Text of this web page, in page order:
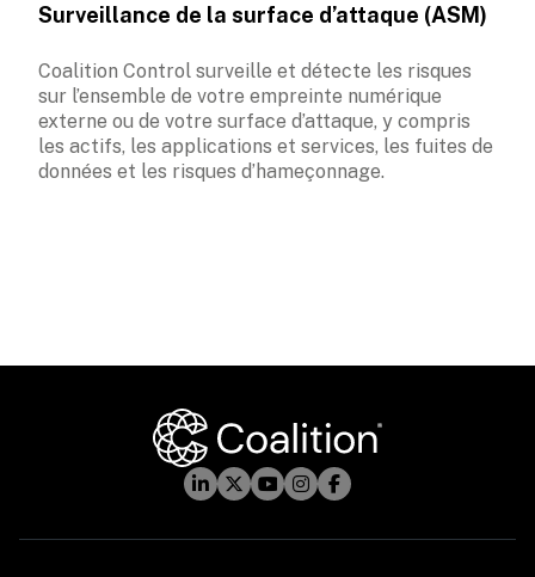
Surveillance de la surface d’attaque (ASM)
Coalition Control surveille et détecte les risques
sur l’ensemble de votre empreinte numérique
externe ou de votre surface d’attaque, y compris
les actifs, les applications et services, les fuites de
données et les risques d’hameçonnage.